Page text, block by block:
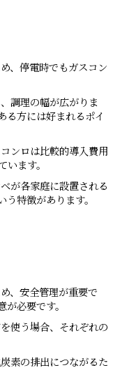
、停電時でもガスコン
調理の幅が広がりま
る方には好まれるポイ
ンロは比較的導入費用
ます。
各家庭に設置される
特徴があります。
、安全管理が重要で
必要です。
使う場合、それぞれの
素の排出につながるた